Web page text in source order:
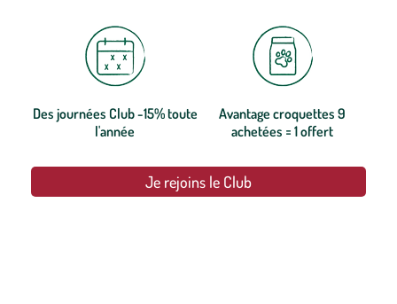
Des journées Club -15% toute
l'année
Avantage croquettes 9
achetées = 1 offert
Je rejoins le Club